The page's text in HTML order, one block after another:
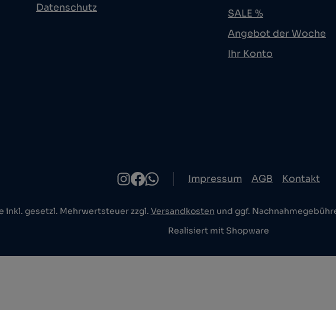
Datenschutz
SALE %
Angebot der Woche
Ihr Konto
Impressum AGB Kontakt
inkl. gesetzl. Mehrwertsteuer zzgl. Versandkosten und ggf.
Realisiert mit Shopware